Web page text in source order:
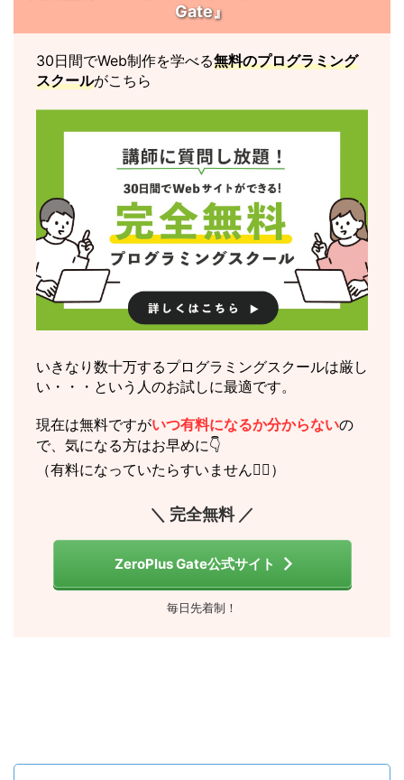
Gate』
30日間でWeb制作を学べる無料のプログラミング
スクールがこちら
いきなり数十万するプログラミングスクールは厳し
い・・・という人のお試しに最適です。
現在は無料ですがいつ有料になるか分からないの
で、気になる方はお早めに👇
（有料になっていたらすいません🙇‍♂️）
＼ 完全無料 ／
ZeroPlus Gate公式サイト
毎日先着制！